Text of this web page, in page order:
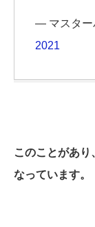
— マスター
2021
このことがあ
なっています。